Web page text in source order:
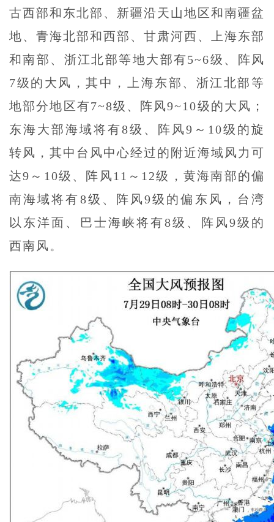
古西部和东北部、新疆沿天山地区和南疆盆
地、青海北部和西部、甘肃河西、上海东部
和南部、浙江北部等地大部有5~6级、阵风
7级的大风，其中，上海东部、浙江北部等
地部分地区有7~8级、阵风9~10级的大风；
东海大部海域将有8级、阵风9～10级的旋
转风，其中台风中心经过的附近海域风力可
达9～10级、阵风11～12级，黄海南部的偏
南海域将有8级、阵风9级的偏东风，台湾
以东洋面、巴士海峡将有8级、阵风9级的
西南风。